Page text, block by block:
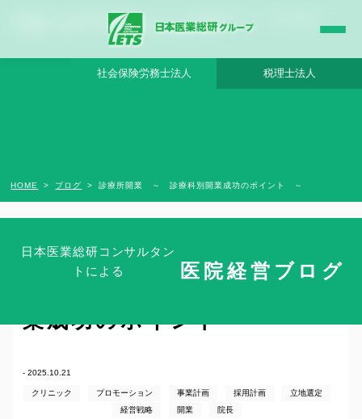
診療所開業 ～ 診療科別開業成功のポイント ～ - 日本医業総研グループ |日本医業総研
｜医院開業・承継・クリニック経営支援・医療モール開発
社会保険労務士法人 税理士法人
日本医業総研コンサルタン
トによる
医院経営ブログ
HOME ブログ 診療所開業 ～ 診療科別開業成功のポイント ～
診療所開業 ～ 診療科別開
業成功のポイント ～
- 2025.10.21
クリニック プロモーション 事業計画 採用計画
立地選定
経営戦略
開業 院長